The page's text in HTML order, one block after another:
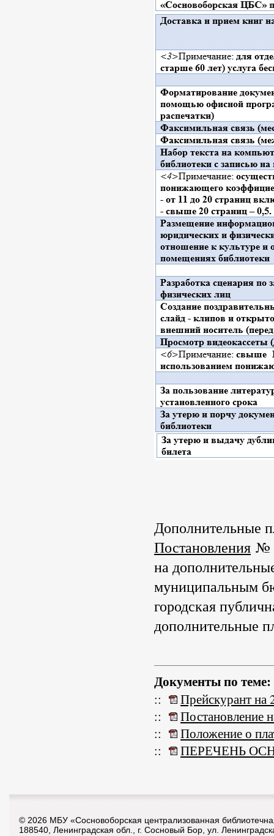
Дополнительные
Постановления №
на
муниципальным
городская
дополнительные
Документы по теме:
::
Прейскурант на
::
Постановление
::
Положение о
::
ПЕРЕЧЕНЬ
© 2026 МБУ «Сосновоборская централизованная
188540, Ленинградская обл., г. Сосновый Бор, ул.